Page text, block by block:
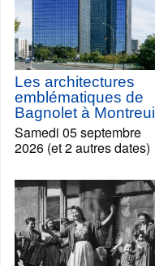
Les architectures
emblématiques de
Bagnolet à Montreuil
Samedi 05 septembre
2026 (et 2 autres dates)